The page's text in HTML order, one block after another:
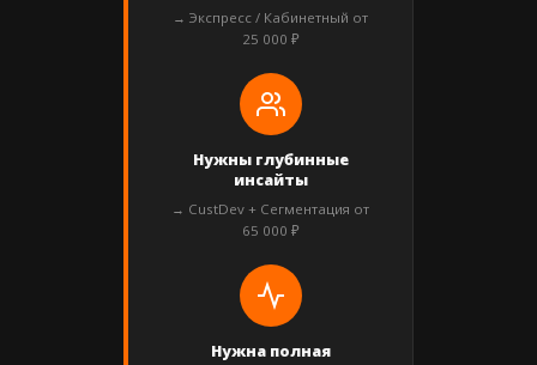
→ Экспресс / Кабинетный от
25 000 ₽
Нужны глубинные
инсайты
→ CustDev + Сегментация от
65 000 ₽
Нужна полная